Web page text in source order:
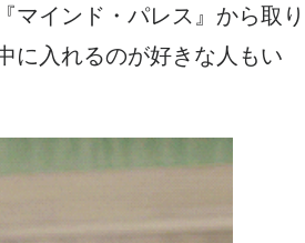
マインド・パレス』から取り
に入れるのが好きな人もい